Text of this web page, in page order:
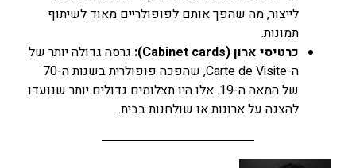
לייצור, מה שהפך אותם לפופולריים מאוד לשיתוף
תמונות.
כרטיסי ארון (Cabinet cards):
גרסה גדולה יותר של
ה-Carte de Visite, שהפכה פופולרית בשנות ה-70
של המאה ה-19. אלו היו תצלומים גדולים יותר שנועדו
להצגה על ארונות או שולחנות בבית.